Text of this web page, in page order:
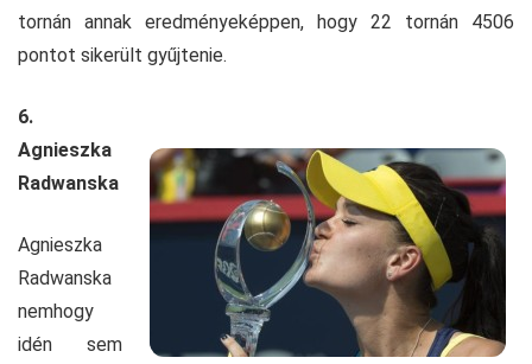
tornán annak eredményeképpen, hogy 22 tornán 4506
pontot sikerült gyűjtenie.
6.
Agnieszka
Radwanska
Agnieszka
Radwanska
nemhogy
idén sem